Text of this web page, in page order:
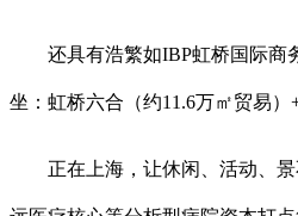
还具有浩繁如IBP虹桥国际商务
坐：虹桥六合（约11.6万㎡贸易
正在上海，让休闲、活动、景